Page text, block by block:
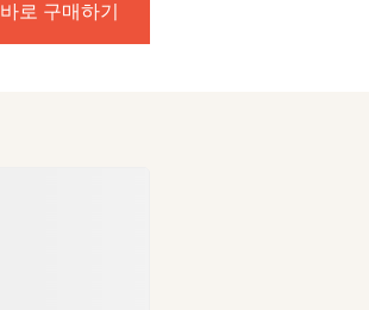
바로 구매하기